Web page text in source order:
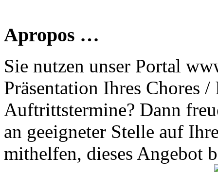
Apropos …
Sie nutzen unser Portal
Präsentation Ihres Chores
Auftrittstermine? Dann
an geeigneter Stelle auf
mithelfen, dieses Angebot